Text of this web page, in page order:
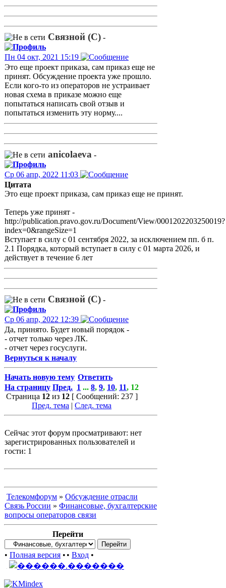
Связной (С) -
Пн 04 окт, 2021 15:19
Это еще проект приказа, сам приказ еще не
принят. Обсуждение проекта уже прошло.
Если кого-то из операторов не устраивает
новая схема в приказе можно еще
попытаться написать свой отзыв и
попытаться изменить эту норму....
anicolaeva -
Ср 06 апр, 2022 11:03
Цитата
Это еще проект приказа, сам приказ еще не принят.
Теперь уже принят -
http://publication.pravo.gov.ru/Document/View/0001202203250019?
index=0&rangeSize=1
Вступает в силу с 01 сентября 2022, за исключением пп. б п.
2.1 Порядка, который вступает в силу с 01 марта 2026, и
действует в течение 6 лет
Связной (С) -
Ср 06 апр, 2022 12:39
Да, принято. Будет новый порядок -
- отчет только через ЛК.
- отчет через госуслуги.
Вернуться к началу
Начать новую тему Ответить
На страницу Пред. 1 ... 8, 9, 10, 11, 12
Страница 12из 12[ Сообщений: 237 ]
Пред. тема | След. тема
Сейчас этот форум просматривают: нет
зарегистрированных пользователей и
гости: 1
Телекомфорум » Обсуждение отрасли
Связь России » Финансовые, бухгалтерские
вопросы операторов связи
Перейти
• Полная версия • • Вход •